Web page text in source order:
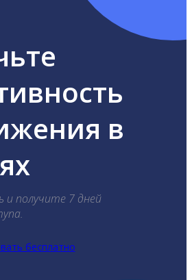
в
и получите 7 дней
бесплатно